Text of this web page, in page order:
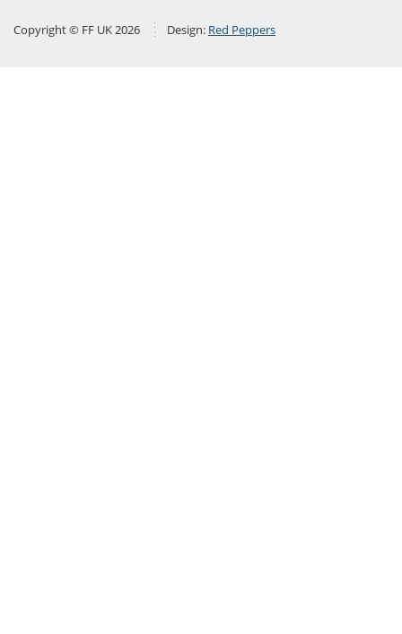
Copyright © FF UK 2026 Design: Red Peppers